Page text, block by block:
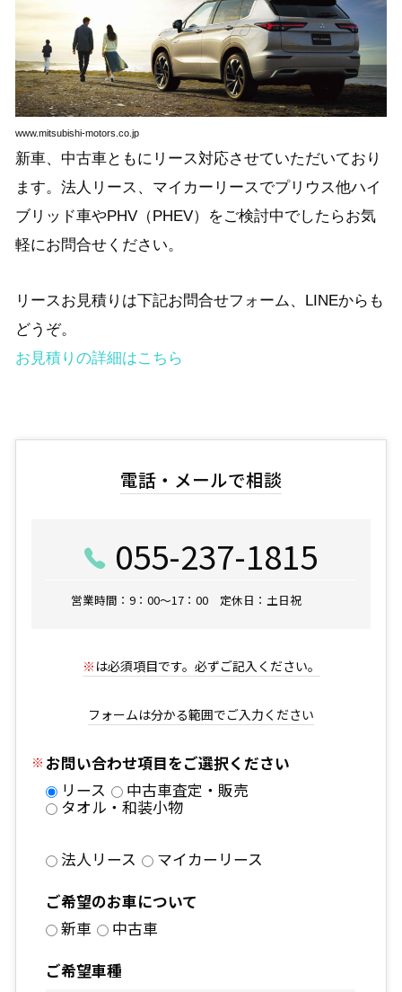
www.mitsubishi-motors.co.jp
新車、中古車ともにリース対応させていただいており
ます。法人リース、マイカーリースでプリウス他ハイ
ブリッド車やPHV（PHEV）をご検討中でしたらお気
軽にお問合せください。
リースお見積りは下記お問合せフォーム、LINEからも
どうぞ。
お見積りの詳細はこちら
電話・メールで相談
055-237-1815
営業時間：9：00～17：00 定休日：土日祝
※ は必須項目です。必ずご記入ください。
フォームは分かる範囲でご入力ください
お問い合わせ項目をご選択ください
リース
中古車査定・販売
タオル・和装小物
法人リース
マイカーリース
ご希望のお車について
新車
中古車
ご希望車種